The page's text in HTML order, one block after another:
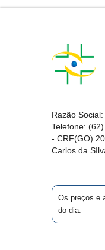
Razão
Telefone:
- CRF(GO)
Carlos da
Os preços e
do dia.